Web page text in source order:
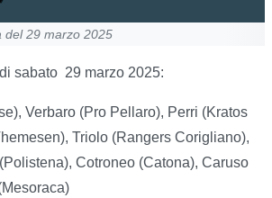
del 29 marzo 2025
sabato 29 marzo 2025:
Verbaro (Pro Pellaro), Perri (Kratos
Triolo (Rangers Corigliano),
Cotroneo (Catona), Caruso